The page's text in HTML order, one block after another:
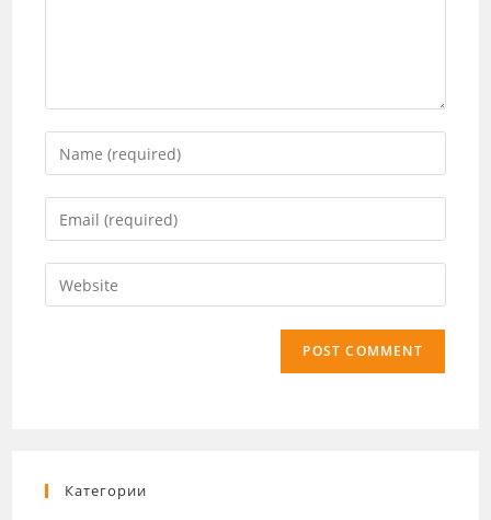
Категории